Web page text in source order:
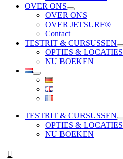
OVER ONS
OVER ONS
OVER JETSURF®
Contact
TESTRIT & CURSUSSEN
OPTIES & LOCATIES
NU BOEKEN
TESTRIT & CURSUSSEN
OPTIES & LOCATIES
NU BOEKEN